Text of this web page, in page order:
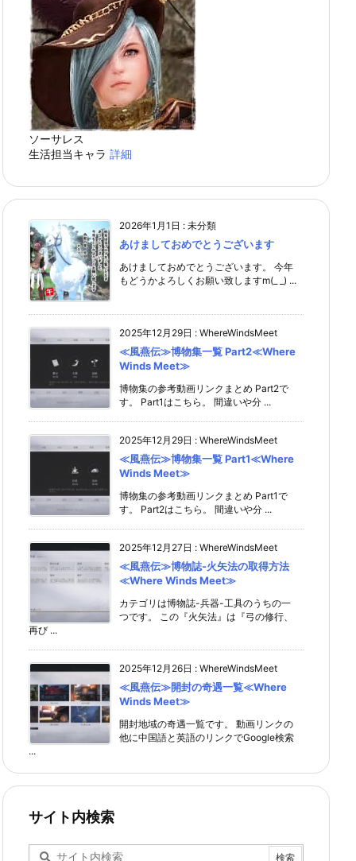
ソーサレス
生活担当キャラ 詳細
2026年1月1日 : 未分類
あけましておめでとうございます
あけましておめでとうございます。 今年
もどうかよろしくお願い致しますm(_ _) ...
2025年12月29日 : WhereWindsMeet
≪風燕伝≫博物集一覧 Part2≪Where
Winds Meet≫
博物集の参考動画リンクまとめ Part2で
す。 Part1はこちら。 間違いや分 ...
2025年12月29日 : WhereWindsMeet
≪風燕伝≫博物集一覧 Part1≪Where
Winds Meet≫
博物集の参考動画リンクまとめ Part1で
す。 Part2はこちら。 間違いや分 ...
2025年12月27日 : WhereWindsMeet
≪風燕伝≫博物誌-火矢法の取得方法
≪Where Winds Meet≫
カテゴリは博物誌-兵器-工具のうちの一
つです。 この『火矢法』は『弓の修行、
再び ...
2025年12月26日 : WhereWindsMeet
≪風燕伝≫開封の奇遇一覧≪Where
Winds Meet≫
開封地域の奇遇一覧です。 動画リンクの
他に中国語と英語のリンクでGoogle検索
...
サイト内検索